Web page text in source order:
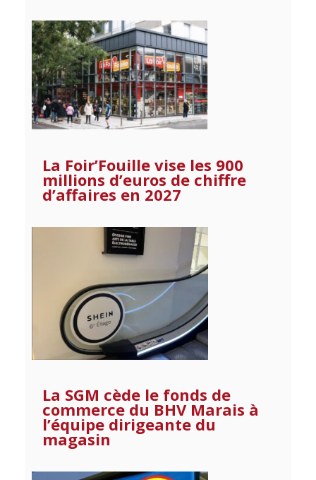
La Foir’Fouille vise les 900
millions d’euros de chiffre
d’affaires en 2027 ​
La SGM cède le fonds de
commerce du BHV Marais à
l’équipe dirigeante du
magasin